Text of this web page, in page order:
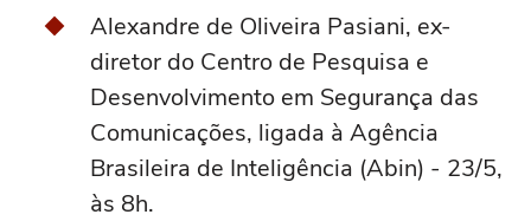
Alexandre de Oliveira Pasiani, ex-
diretor do Centro de Pesquisa e
Desenvolvimento em Segurança das
Comunicações, ligada à Agência
Brasileira de Inteligência (Abin) - 23/5,
às 8h.